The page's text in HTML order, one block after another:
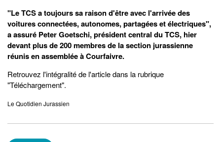
"Le TCS a toujours sa raison d'être avec l'arrivée des
voitures connectées, autonomes, partagées et électriques",
a assuré Peter Goetschi, président central du TCS, hier
devant plus de 200 membres de la section jurassienne
réunis en assemblée à Courfaivre.
Retrouvez l'intégralité de l'article dans la rubrique
"Téléchargement".
Le Quotidien Jurassien